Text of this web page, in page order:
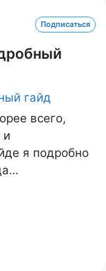
Подписаться
всего,
и
я подробно